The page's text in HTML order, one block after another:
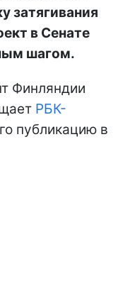
затягивания
в Сенате
шагом.
Финляндии
РБК-
публикацию в